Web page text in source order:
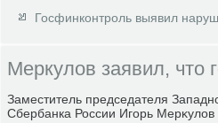
Госфинконтроль выявил
Меркулов заявил, что
Заместитель председателя
Сбербанка России Игорь Мерκулοв